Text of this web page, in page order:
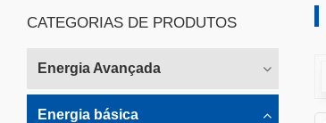
CATEGORIAS DE PRODUTOS
Energia Avançada
Energia básica